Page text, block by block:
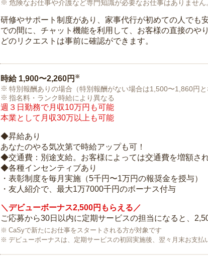
危険なお仕事や介護など専門知識が必要なお仕事はありません
研修やサポート制度があり、家事代行が初めての人でも
での間に、チャット機能を利用して、お客様の直接のや
どのリクエストは事前に確認ができます。
時給 1,900〜2,260円 ※
特別報酬ありの場合（特別報酬がない場合は1,500〜1,860円と
指名料・ランク時給により異なる
週３日勤務で月収10万円も可能
本業として月収30万以上も可能
◆昇給あり
あなたのやる気次第で時給アップも可！
◆交通費：別途支給。お客様によっては交通費を増額さ
◆各種インセンティブあり
・表彰制度を毎月実施（5千円〜1万円の報奨金を授与）
・友人紹介で、最大1万7000千円のボーナス付与
＼デビューボーナス2,500円もらえる／
ご応募から30日以内に定期サービスの担当になると、
CaSyで新たにお仕事をスタートされる方が対象です
デビューボーナスは、定期サービスの初回実施後、翌々月末お支払